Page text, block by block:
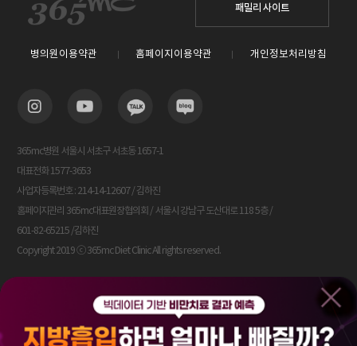
패밀리 사이트
병의원이용약관 홈페이지이용약관 개인정보처리방침
365mc병원 서울시 서초구 서초동 1657-1
대표전화 1577-3653
사업자등록번호 : 214-14-12607 / 김하진
홈페이지관리 365mc대표원장협의회 / 서울시 강남구 도산대로 118 5층 /
601-82-65215 /김하진
Copyright 2019 ⓒ 365mc Diet Clinic All rights reserved.